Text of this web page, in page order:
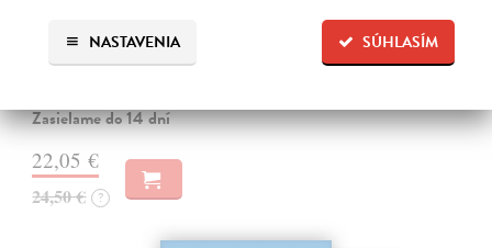
SÚHLASÍM
NASTAVENIA
JE TO MOŽNO NAJVÄČŠIA REVOLÚCIA NAŠICH DNÍ:
rovnocennosť a rovnoprávnosť ženy a muža. Vojna a mier medzi
pohlaviami sa však nezačali feminizmom 20. storočia, ale ich
Zasielame do 14 dní
22,05 €
24,50 € ?